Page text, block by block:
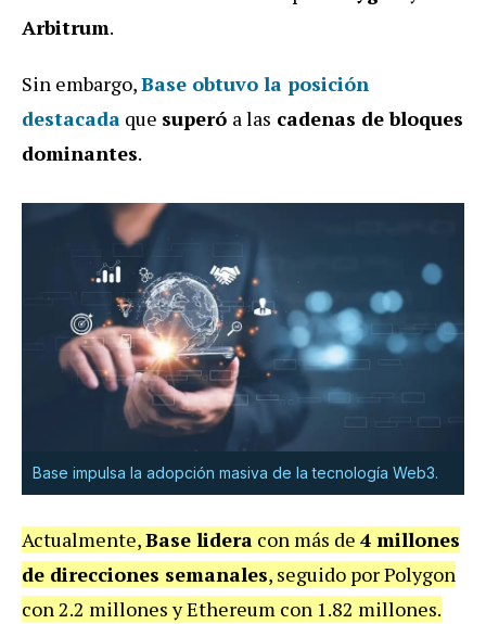
Arbitrum.
Sin embargo,Base obtuvo la posición
destacada que superó a las cadenas de bloques
dominantes.
Base impulsa la adopción masiva de la tecnología Web3.
Actualmente,Base lidera con más de 4 millones
de direcciones semanales, seguido por Polygon
con 2.2 millones y Ethereum con 1.82 millones.